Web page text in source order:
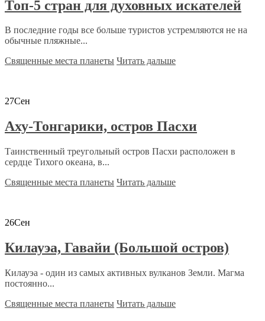
Топ-5 стран для духовных искателей
В последние годы все больше туристов устремляются не на
обычные пляжные...
Священные места планеты Читать дальше
27Сен
Аху-Тонгарики, остров Пасхи
Таинственный треугольный остров Пасхи расположен в
сердце Тихого океана, в...
Священные места планеты Читать дальше
26Сен
Килауэа, Гавайи (Большой остров)
Килауэа - один из самых активных вулканов Земли. Магма
постоянно...
Священные места планеты Читать дальше